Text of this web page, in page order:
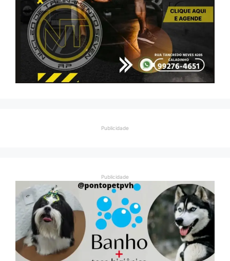
Publicidade
Publicidade